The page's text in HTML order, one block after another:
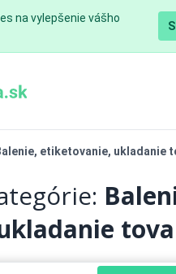
na vylepšenie vášho
etiketovanie, ukladanie